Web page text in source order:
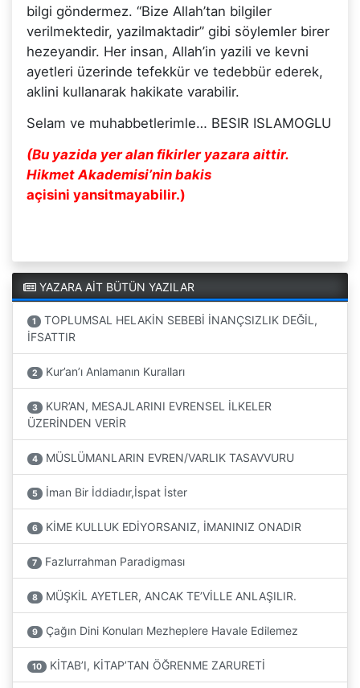
bilgi göndermez. “Bize Allah’tan bilgiler
verilmektedir, yazilmaktadir” gibi söylemler birer
hezeyandir. Her insan, Allah’in yazili ve kevni
ayetleri üzerinde tefekkür ve tedebbür ederek,
aklini kullanarak hakikate varabilir.
Selam ve muhabbetlerimle… BESIR ISLAMOGLU
(Bu yazida yer alan fikirler yazara aittir.
Hikmet Akademisi’nin bakis
açisini yansitmayabilir.)
YAZARA AİT BÜTÜN YAZILAR
1
TOPLUMSAL HELAKİN SEBEBİ İNANÇSIZLIK DEĞİL,
İFSATTIR
2 Kur’an’ı Anlamanın Kuralları
3
KUR’AN, MESAJLARINI EVRENSEL İLKELER
ÜZERİNDEN VERİR
4 MÜSLÜMANLARIN EVREN/VARLIK TASAVVURU
5 İman Bir İddiadır,İspat İster
6 KİME KULLUK EDİYORSANIZ, İMANINIZ ONADIR
7 Fazlurrahman Paradigması
8 MÜŞKİL AYETLER, ANCAK TE’VİLLE ANLAŞILIR.
9 Çağın Dini Konuları Mezheplere Havale Edilemez
10 KİTAB’I, KİTAP’TAN ÖĞRENME ZARURETİ